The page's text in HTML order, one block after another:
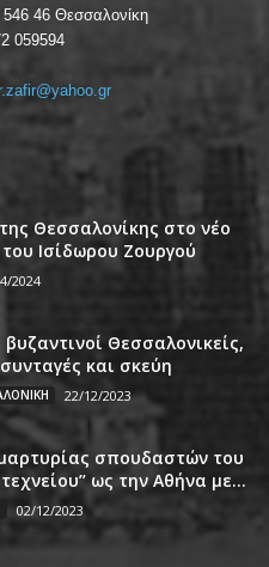
46 Θεσσαλονίκη
059594
Θεσσαλονίκης στο νέο
Ισίδωρου Ζουργού
2024
Θεσσαλονικείς,
συνταγές και σκεύη
22/12/2023
σπουδαστών του
ως την Αθήνα με...
02/12/2023